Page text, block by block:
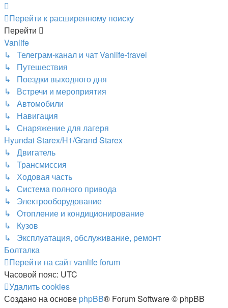
Перейти к расширенному поиску
Перейти
Vanlife
↳ Телеграм-канал и чат Vanlife-travel
↳ Путешествия
↳ Поездки выходного дня
↳ Встречи и мероприятия
↳ Автомобили
↳ Навигация
↳ Снаряжение для лагеря
Hyundai Starex/H1/Grand Starex
↳ Двигатель
↳ Трансмиссия
↳ Ходовая часть
↳ Система полного привода
↳ Электрооборудование
↳ Отопление и кондиционирование
↳ Кузов
↳ Эксплуатация, обслуживание, ремонт
Болталка
Перейти на сайтvanlife forum
Часовой пояс: UTC
Удалить cookies
Создано на основе phpBB® Forum Software © phpBB